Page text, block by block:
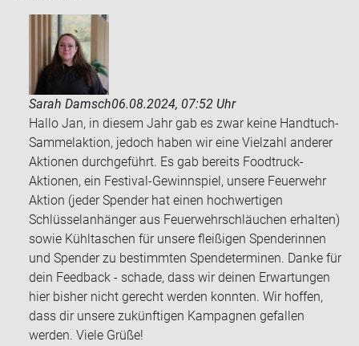
Sarah Damsch06.08.2024, 07:52 Uhr
Hallo Jan, in diesem Jahr gab es zwar keine Handtuch-
Sammelaktion, jedoch haben wir eine Vielzahl anderer
Aktionen durchgeführt. Es gab bereits Foodtruck-
Aktionen, ein Festival-Gewinnspiel, unsere Feuerwehr
Aktion (jeder Spender hat einen hochwertigen
Schlüsselanhänger aus Feuerwehrschläuchen erhalten)
sowie Kühltaschen für unsere fleißigen Spenderinnen
und Spender zu bestimmten Spendeterminen. Danke für
dein Feedback - schade, dass wir deinen Erwartungen
hier bisher nicht gerecht werden konnten. Wir hoffen,
dass dir unsere zukünftigen Kampagnen gefallen
werden. Viele Grüße!